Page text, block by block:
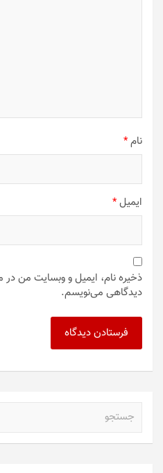
نام*
ایمیل*
ذخیره نام، ایمیل و وبسایت من در
دیدگاهی می‌نویسم.